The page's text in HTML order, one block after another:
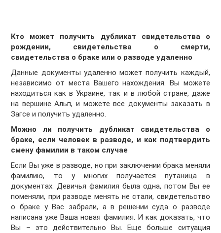
Кто может получить дубликат свидетельства о
рождении, свидетельства о смерти,
свидетельства о браке или о разводе удаленно
Данные документы удаленно может получить каждый,
независимо от места Вашего нахождения. Вы можете
находиться как в Украине, так и в любой стране, даже
на вершине Альп, и можете все документы заказать в
Загсе и получить удаленно.
Можно ли получить дубликат свидетельства о
браке, если человек в разводе, и как подтвердить
смену фамилии в таком случае
Если Вы уже в разводе, но при заключении брака меняли
фамилию, то у многих получается путаница в
документах. Девичья фамилия была одна, потом Вы ее
поменяли, при разводе менять не стали, свидетельство
о браке у Вас забрали, а в решении суда о разводе
написана уже Ваша новая фамилия. И как доказать, что
Вы – это действительно Вы. Еще больше ситуация